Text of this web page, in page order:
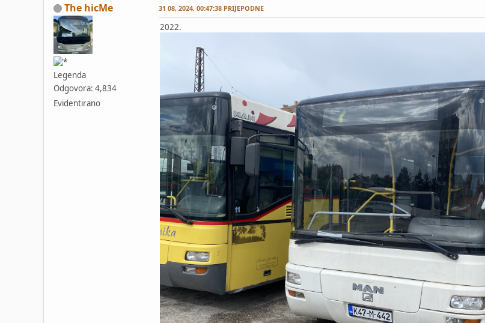
The hicMe
Legenda
Odgovora: 4,834
Evidentirano
31 08, 2024, 00:47:38 PRIJEPODNE
2022.